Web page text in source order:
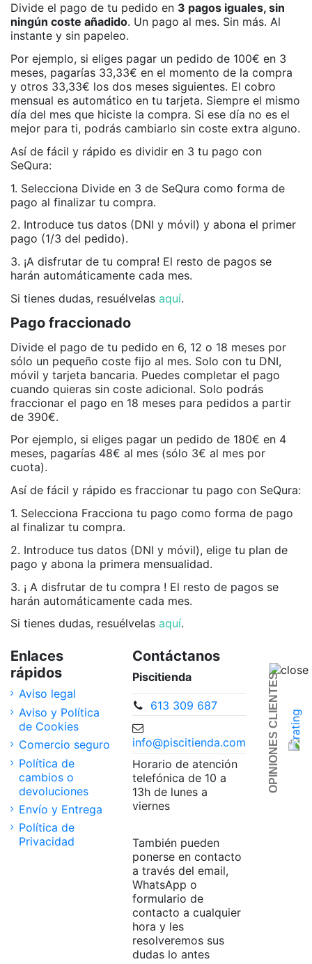
Divide el pago de tu pedido en 3 pagos iguales, sin
ningún coste añadido. Un pago al mes. Sin más. Al
instante y sin papeleo.
Por ejemplo, si eliges pagar un pedido de 100€ en 3
meses, pagarías 33,33€ en el momento de la compra
y otros 33,33€ los dos meses siguientes. El cobro
mensual es automático en tu tarjeta. Siempre el mismo
día del mes que hiciste la compra. Si ese día no es el
mejor para ti, podrás cambiarlo sin coste extra alguno.
Así de fácil y rápido es dividir en 3 tu pago con
SeQura:
1. Selecciona Divide en 3 de SeQura como forma de
pago al finalizar tu compra.
2. Introduce tus datos (DNI y móvil) y abona el primer
pago (1/3 del pedido).
3. ¡A disfrutar de tu compra! El resto de pagos se
harán automáticamente cada mes.
Si tienes dudas, resuélvelas aquí.
Pago fraccionado
Divide el pago de tu pedido en 6, 12 o 18 meses por
sólo un pequeño coste fijo al mes. Solo con tu DNI,
móvil y tarjeta bancaria. Puedes completar el pago
cuando quieras sin coste adicional. Solo podrás
fraccionar el pago en 18 meses para pedidos a partir
de 390€.
Por ejemplo, si eliges pagar un pedido de 180€ en 4
meses, pagarías 48€ al mes (sólo 3€ al mes por
cuota).
Así de fácil y rápido es fraccionar tu pago con SeQura:
1. Selecciona Fracciona tu pago como forma de pago
al finalizar tu compra.
2. Introduce tus datos (DNI y móvil), elige tu plan de
pago y abona la primera mensualidad.
3. ¡ A disfrutar de tu compra ! El resto de pagos se
harán automáticamente cada mes.
Si tienes dudas, resuélvelas aquí.
Enlaces
rápidos
Aviso legal
Aviso y Política
de Cookies
Comercio seguro
Política de
cambios o
devoluciones
Envío y Entrega
Política de
Privacidad
Contáctanos
Piscitienda
613 309 687
info@piscitienda.com
Horario de atención
telefónica de 10 a
13h de lunes a
viernes
También pueden
ponerse en contacto
a través del email,
WhatsApp o
formulario de
contacto a cualquier
hora y les
resolveremos sus
dudas lo antes
OPINIONES CLIENTES